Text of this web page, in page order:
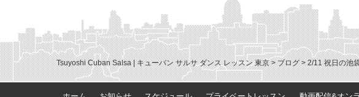
Tsuyoshi Cuban Salsa | キューバン サルサ ダンス レッスン 東京>ブログ>2/11 祝日の池